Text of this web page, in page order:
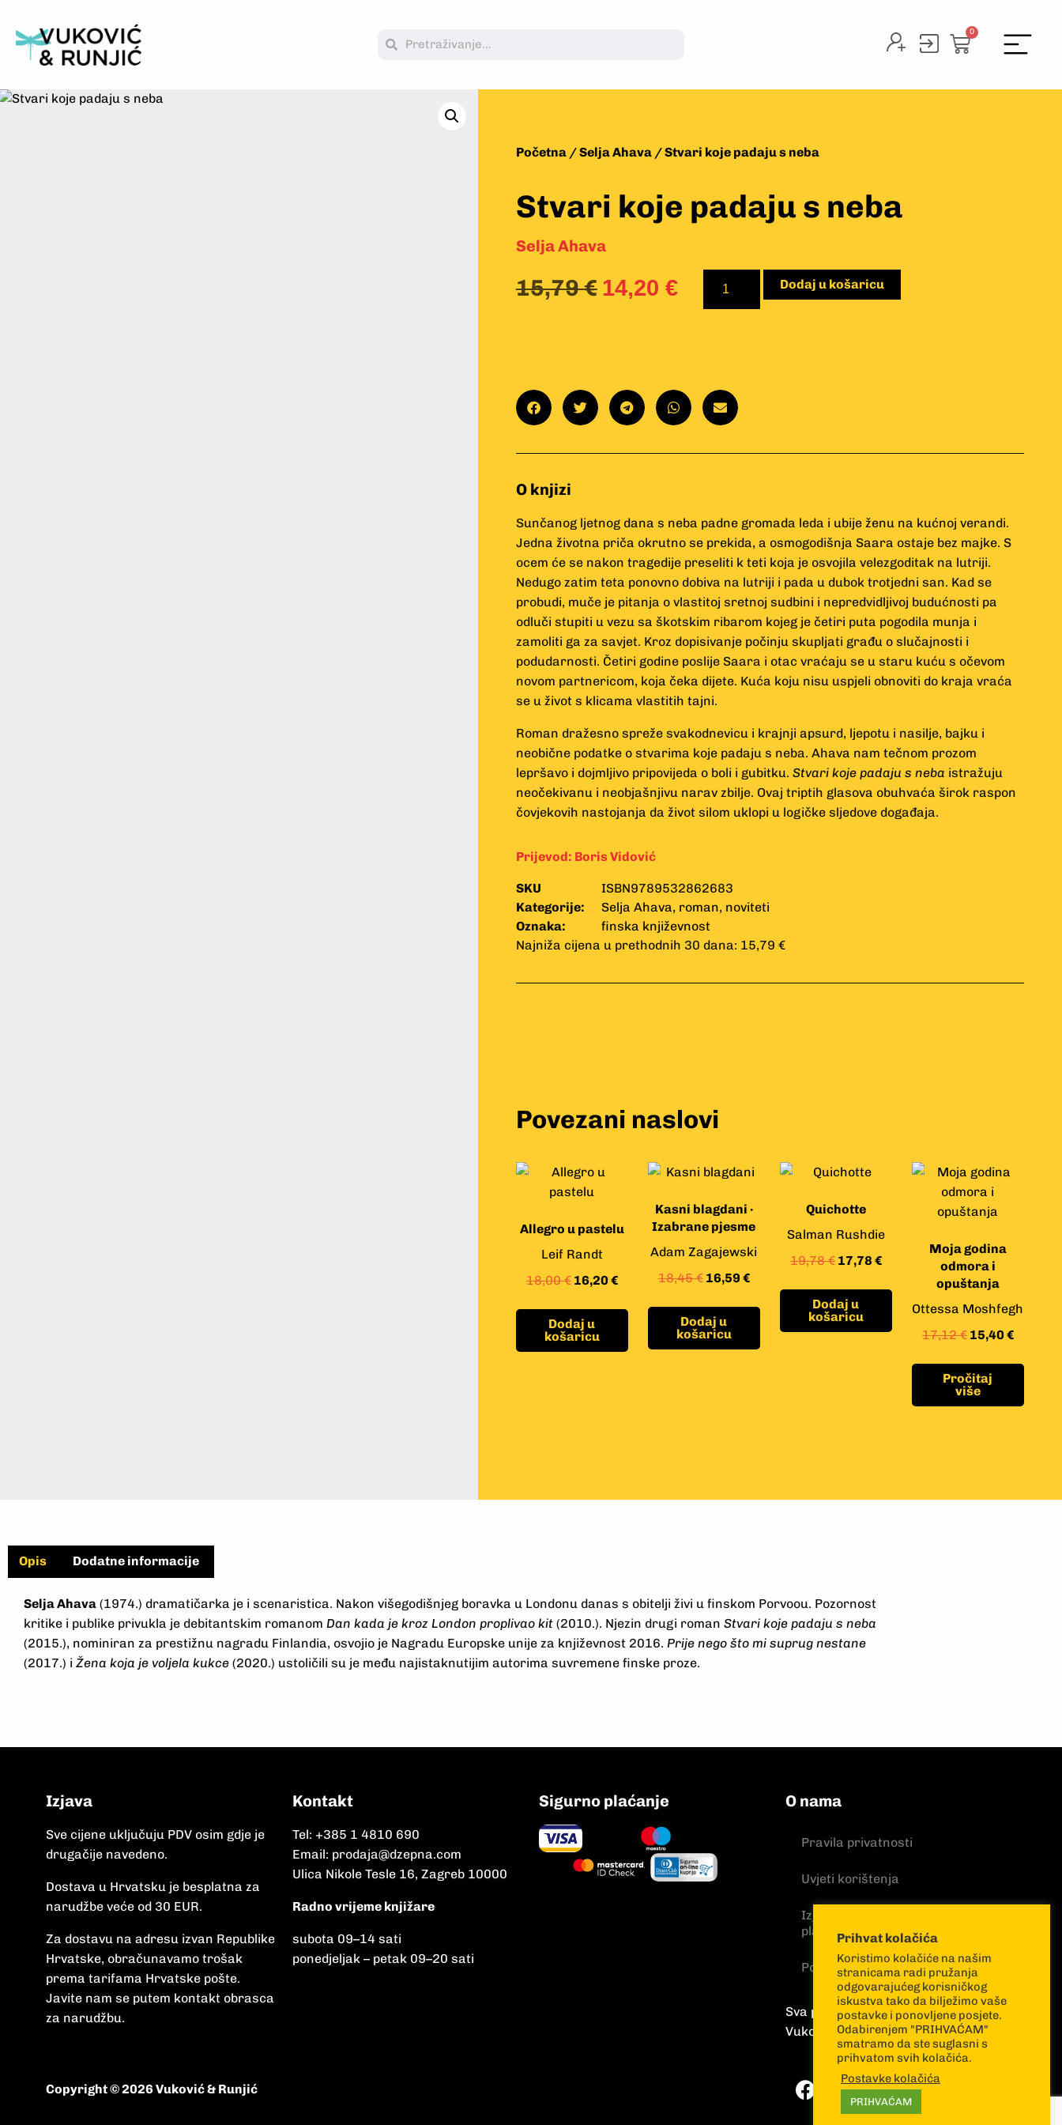
0
Početna/Selja Ahava/ Stvari koje padaju s neba
Stvari koje padaju s neba
Selja Ahava
15,79€ 14,20 € Dodaj u košaricu
O knjizi
Sunčanog ljetnog dana s neba padne gromada leda i ubije ženu na kućnoj verandi.
Jedna životna priča okrutno se prekida, a osmogodišnja Saara ostaje bez majke. S
ocem će se nakon tragedije preseliti k teti koja je osvojila velezgoditak na lutriji.
Nedugo zatim teta ponovno dobiva na lutriji i pada u dubok trotjedni san. Kad se
probudi, muče je pitanja o vlastitoj sretnoj sudbini i nepredvidljivoj budućnosti pa
odluči stupiti u vezu sa škotskim ribarom kojeg je četiri puta pogodila munja i
zamoliti ga za savjet. Kroz dopisivanje počinju skupljati građu o slučajnosti i
podudarnosti. Četiri godine poslije Saara i otac vraćaju se u staru kuću s očevom
novom partnericom, koja čeka dijete. Kuća koju nisu uspjeli obnoviti do kraja vraća
se u život s klicama vlastitih tajni.
Roman dražesno spreže svakodnevicu i krajnji apsurd, ljepotu i nasilje, bajku i
neobične podatke o stvarima koje padaju s neba. Ahava nam tečnom prozom
lepršavo i dojmljivo pripovijeda o boli i gubitku. Stvari koje padaju s neba istražuju
neočekivanu i neobjašnjivu narav zbilje. Ovaj triptih glasova obuhvaća širok raspon
čovjekovih nastojanja da život silom uklopi u logičke sljedove događaja.
Prijevod: Boris Vidović
SKU
ISBN9789532862683
Kategorije:
Selja Ahava, roman, noviteti
Oznaka:
finska književnost
Najniža cijena u prethodnih 30 dana: 15,79 €
Povezani naslovi
Allegro u pastelu
Leif Randt
18,00€ 16,20 €
Dodaj u
košaricu
Kasni blagdani ·
Izabrane pjesme
Adam Zagajewski
18,45€ 16,59 €
Dodaj u
košaricu
Quichotte
Salman Rushdie
19,78€ 17,78 €
Dodaj u
košaricu
Moja godina
odmora i
opuštanja
Ottessa Moshfegh
17,12€ 15,40 €
Pročitaj
više
Opis Dodatne informacije
Selja Ahava (1974.) dramatičarka je i scenaristica. Nakon višegodišnjeg boravka u Londonu danas s obitelji živi u finskom Porvoou. Pozornost
kritike i publike privukla je debitantskim romanom Dan kada je kroz London proplivao kit (2010.). Njezin drugi roman Stvari koje padaju s neba
(2015.), nominiran za prestižnu nagradu Finlandia, osvojio je Nagradu Europske unije za književnost 2016. Prije nego što mi suprug nestane
(2017.) i Žena koja je voljela kukce (2020.) ustoličili su je među najistaknutijim autorima suvremene finske proze.
Izjava
Sve cijene uključuju PDV osim gdje je
drugačije navedeno.
Dostava u Hrvatsku je besplatna za
narudžbe veće od 30 EUR.
Za dostavu na adresu izvan Republike
Hrvatske, obračunavamo trošak
prema tarifama Hrvatske pošte.
Javite nam se putem kontakt obrasca
za narudžbu.
Kontakt
Tel: +385 1 4810 690
Email: prodaja@dzepna.com
Ulica Nikole Tesle 16, Zagreb 10000
Radno vrijeme knjižare
subota 09–14 sati
ponedjeljak – petak 09–20 sati
Sigurno plaćanje O nama
Pravila privatnosti
Uvjeti korištenja
Izjava o sigurnosti online
plaćanja
Politika kolačića
Sva prava pridržana
Vuković & Runjić
Copyright © 2026 Vuković & Runjić
Prihvat kolačića
Koristimo kolačiće na našim
stranicama radi pružanja
odgovarajućeg korisničkog
iskustva tako da bilježimo vaše
postavke i ponovljene posjete.
Odabirenjem "PRIHVAĆAM"
smatramo da ste suglasni s
prihvatom svih kolačića.
Postavke kolačića
PRIHVAĆAM